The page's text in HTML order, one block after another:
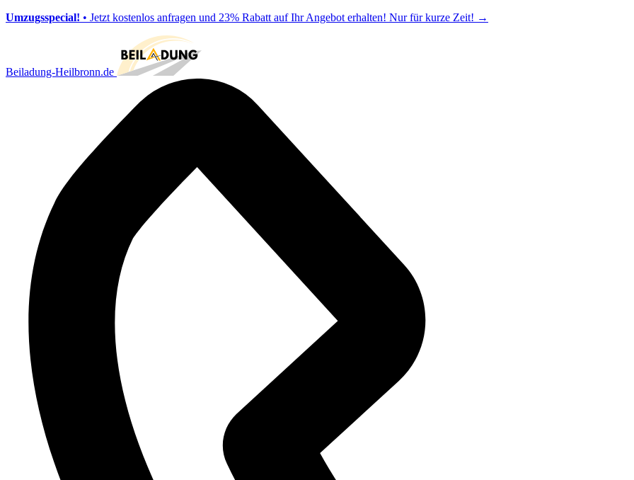
Umzugsspecial! • Jetzt kostenlos anfragen und 23% Rabatt auf Ihr Angebot erhalten! Nur für kurze Zeit! →
Beiladung-Heilbronn.de